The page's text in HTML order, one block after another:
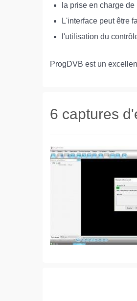
la prise en charge
L'interface peut être
l'utilisation du
ProgDVB est un
6 captures